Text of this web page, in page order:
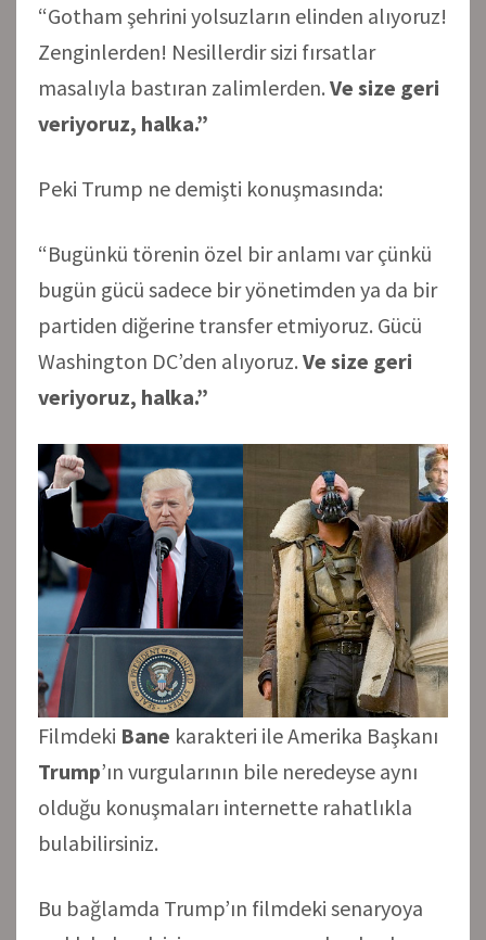
“Gotham şehrini yolsuzların elinden alıyoruz!
Zenginlerden! Nesillerdir sizi fırsatlar
masalıyla bastıran zalimlerden. Ve size geri
veriyoruz, halka.”
Peki Trump ne demişti konuşmasında:
“Bugünkü törenin özel bir anlamı var çünkü
bugün gücü sadece bir yönetimden ya da bir
partiden diğerine transfer etmiyoruz. Gücü
Washington DC’den alıyoruz. Ve size geri
veriyoruz, halka.”
Filmdeki Bane karakteri ile Amerika Başkanı
Trump’ın vurgularının bile neredeyse aynı
olduğu konuşmaları internette rahatlıkla
bulabilirsiniz.
Bu bağlamda Trump’ın filmdeki senaryoya